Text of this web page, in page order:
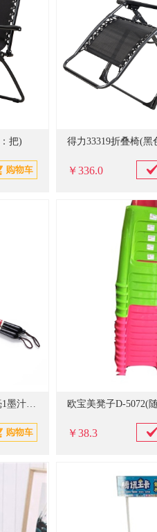
把) 得力33319折叠椅(
￥336.0
齐心 MB1013 学生毛笔套装 2狼毫1墨汁1墨碟1笔搁1套字帖 配 (计价单位：套)配色 欧宝美凳子D-5072(
￥38.3